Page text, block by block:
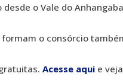
o Vale do
o consórcio
Acesse aqui e